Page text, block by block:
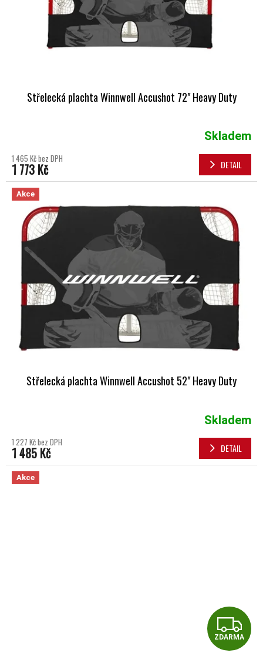
Střelecká plachta Winnwell Accushot 72" Heavy Duty
Skladem
1 465 Kč bez DPH
1 773 Kč DETAIL
Akce
Střelecká plachta Winnwell Accushot 52" Heavy Duty
Skladem
1 227 Kč bez DPH
1 485 Kč DETAIL
Akce
ZDARMA